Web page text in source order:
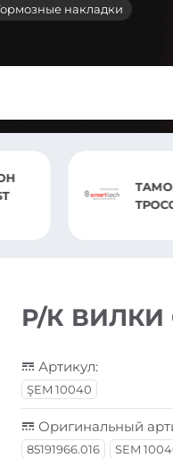
накладки
Р/К ВИЛКИ
Артикул:
ŞEM 10040
Оригинальный
85191966.016 SEM